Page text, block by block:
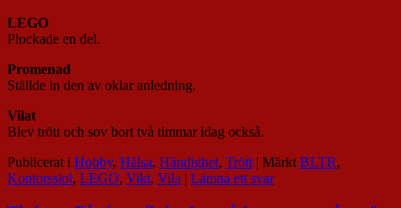
LEGO
Plockade en del.
Promenad
Ställde in den av oklar anledning.
Vilat
Blev trött och sov bort två timmar idag också.
Publicerat i Hobby, Hälsa, Händighet, Trött | Märkt BLTR,
Kontorsstol, LEGO, Vikt, Vila | Lämna ett svar